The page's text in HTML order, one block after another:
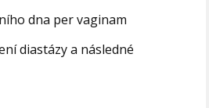
dna per vaginam
diastázy a následné